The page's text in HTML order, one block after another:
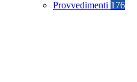
Provvedimenti 176